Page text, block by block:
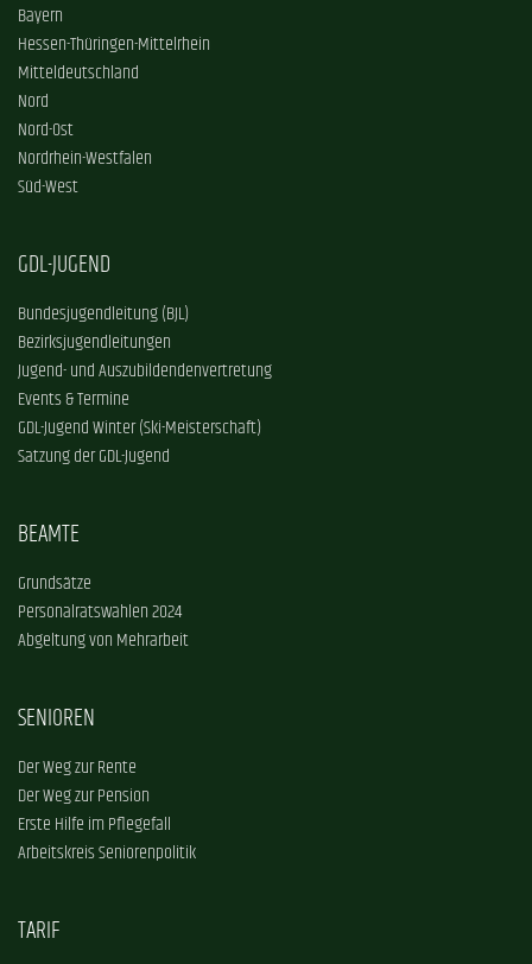
Bayern
Hessen-Thüringen-Mittelrhein
Mitteldeutschland
Nord
Nord-Ost
Nordrhein-Westfalen
Süd-West
GDL-JUGEND
Bundesjugendleitung (BJL)
Bezirksjugendleitungen
Jugend- und Auszubildendenvertretung
Events & Termine
GDL-Jugend Winter (Ski-Meisterschaft)
Satzung der GDL-Jugend
BEAMTE
Grundsätze
Personalratswahlen 2024
Abgeltung von Mehrarbeit
SENIOREN
Der Weg zur Rente
Der Weg zur Pension
Erste Hilfe im Pflegefall
Arbeitskreis Seniorenpolitik
TARIF